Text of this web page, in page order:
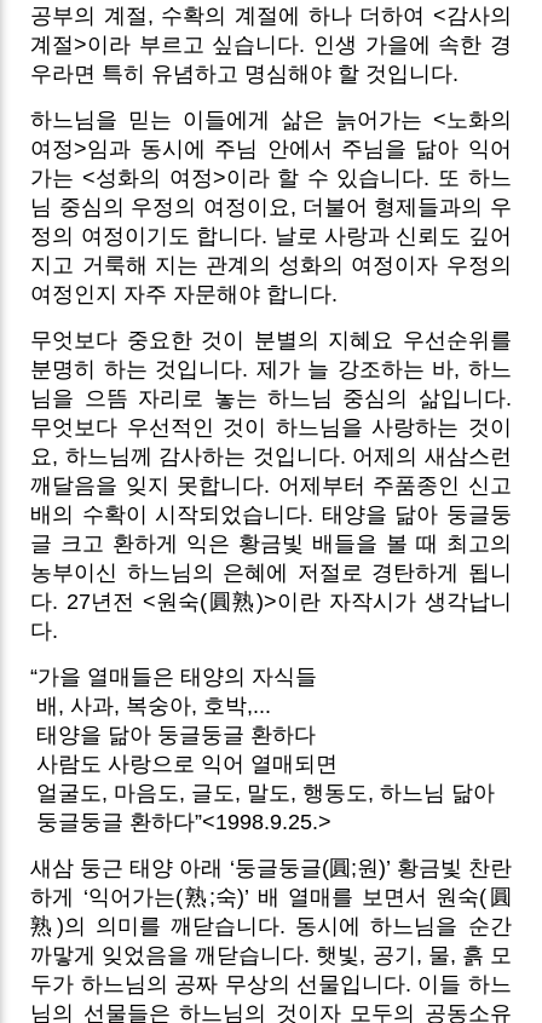
공부의 계절, 수확의 계절에 하나 더하여 <감사의
계절>이라 부르고 싶습니다. 인생 가을에 속한 경
우라면 특히 유념하고 명심해야 할 것입니다.
하느님을 믿는 이들에게 삶은 늙어가는 <노화의
여정>임과 동시에 주님 안에서 주님을 닮아 익어
가는 <성화의 여정>이라 할 수 있습니다. 또 하느
님 중심의 우정의 여정이요, 더불어 형제들과의 우
정의 여정이기도 합니다. 날로 사랑과 신뢰도 깊어
지고 거룩해 지는 관계의 성화의 여정이자 우정의
여정인지 자주 자문해야 합니다.
무엇보다 중요한 것이 분별의 지혜요 우선순위를
분명히 하는 것입니다. 제가 늘 강조하는 바, 하느
님을 으뜸 자리로 놓는 하느님 중심의 삶입니다.
무엇보다 우선적인 것이 하느님을 사랑하는 것이
요, 하느님께 감사하는 것입니다. 어제의 새삼스런
깨달음을 잊지 못합니다. 어제부터 주품종인 신고
배의 수확이 시작되었습니다. 태양을 닮아 둥글둥
글 크고 환하게 익은 황금빛 배들을 볼 때 최고의
농부이신 하느님의 은혜에 저절로 경탄하게 됩니
다. 27년전 <원숙(圓熟)>이란 자작시가 생각납니
다.
“가을 열매들은 태양의 자식들
배, 사과, 복숭아, 호박,...
태양을 닮아 둥글둥글 환하다
사람도 사랑으로 익어 열매되면
얼굴도, 마음도, 글도, 말도, 행동도, 하느님 닮아
둥글둥글 환하다”<1998.9.25.>
새삼 둥근 태양 아래 ‘둥글둥글(圓;원)’ 황금빛 찬란
하게 ‘익어가는(熟;숙)’ 배 열매를 보면서 원숙(圓
熟)의 의미를 깨닫습니다. 동시에 하느님을 순간
까맣게 잊었음을 깨닫습니다. 햇빛, 공기, 물, 흙 모
두가 하느님의 공짜 무상의 선물입니다. 이들 하느
님의 선물들은 하느님의 것이자 모두의 공동소유